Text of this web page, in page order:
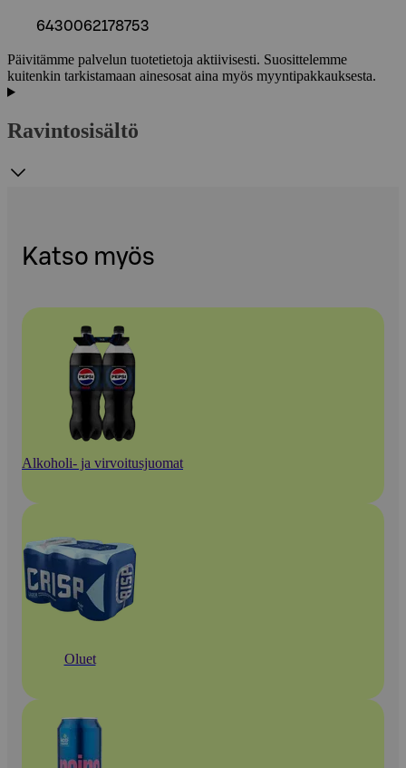
6430062178753
Päivitämme palvelun tuotetietoja aktiivisesti. Suosittelemme
kuitenkin tarkistamaan ainesosat aina myös myyntipakkauksesta.
Ravintosisältö
Katso myös
Alkoholi- ja virvoitusjuomat
Oluet